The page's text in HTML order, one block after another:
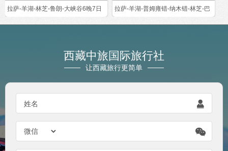
拉萨-羊湖-林芝-鲁朗-大峡谷6晚7日
拉萨-羊湖-普姆雍错-纳木错-林芝-巴
西藏中旅国际旅行社
让西藏旅行更简单
姓名 
